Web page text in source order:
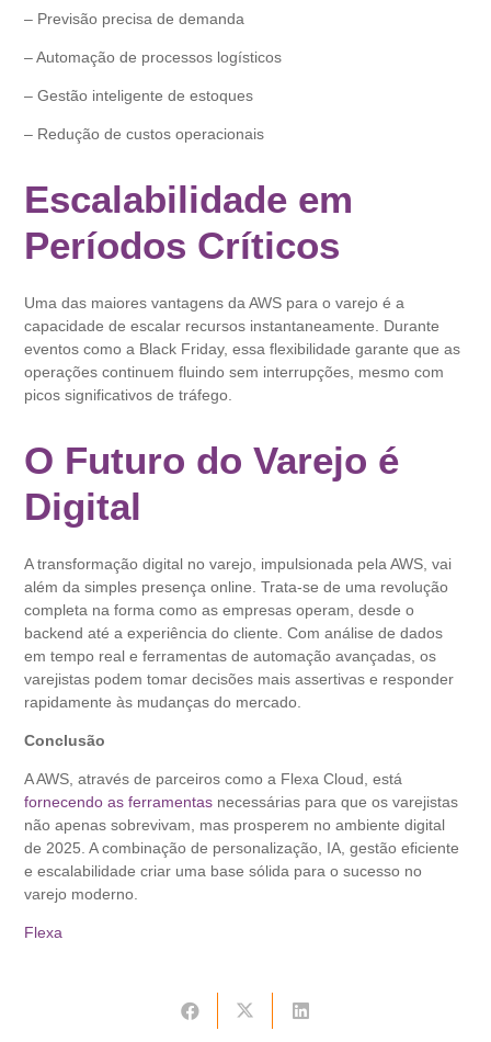
– Previsão precisa de demanda
– Automação de processos logísticos
– Gestão inteligente de estoques
– Redução de custos operacionais
Escalabilidade em
Períodos Críticos
Uma das maiores vantagens da AWS para o varejo é a
capacidade de escalar recursos instantaneamente. Durante
eventos como a Black Friday, essa flexibilidade garante que as
operações continuem fluindo sem interrupções, mesmo com
picos significativos de tráfego.
O Futuro do Varejo é
Digital
A transformação digital no varejo, impulsionada pela AWS, vai
além da simples presença online. Trata-se de uma revolução
completa na forma como as empresas operam, desde o
backend até a experiência do cliente. Com análise de dados
em tempo real e ferramentas de automação avançadas, os
varejistas podem tomar decisões mais assertivas e responder
rapidamente às mudanças do mercado.
Conclusão
A AWS, através de parceiros como a Flexa Cloud, está
fornecendo as ferramentas necessárias para que os varejistas
não apenas sobrevivam, mas prosperem no ambiente digital
de 2025. A combinação de personalização, IA, gestão eficiente
e escalabilidade criar uma base sólida para o sucesso no
varejo moderno.
Flexa